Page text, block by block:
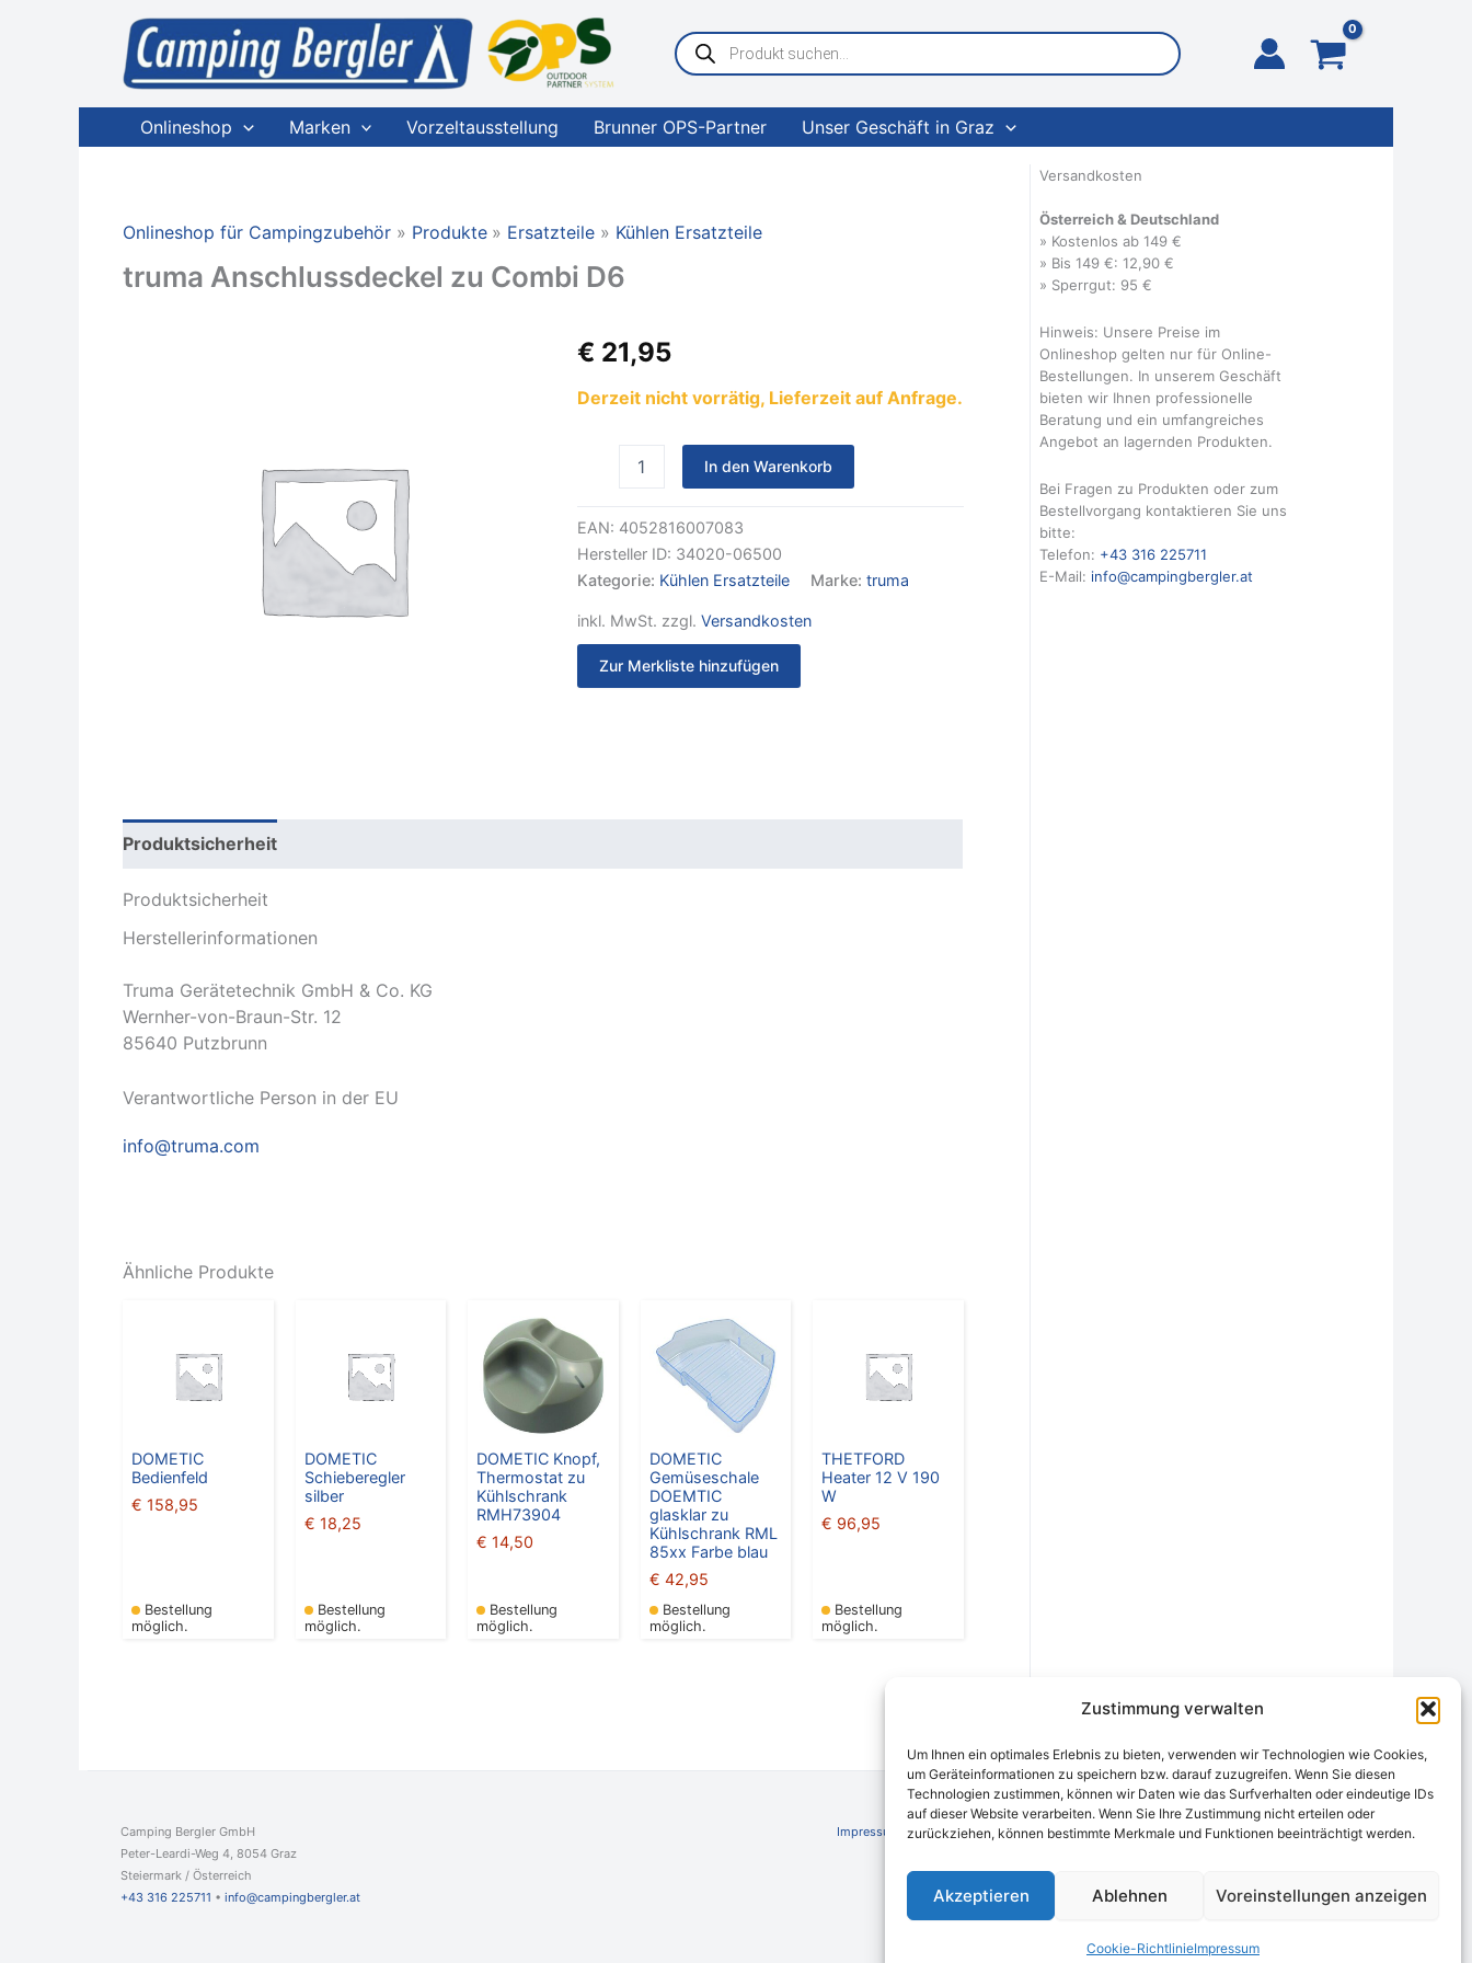
Zustimmung verwalten
Um Ihnen ein optimales Erlebnis zu bieten, verwenden wir Technologien wie Cookies,
um Geräteinformationen zu speichern bzw. darauf zuzugreifen. Wenn Sie diesen
Technologien zustimmen, können wir Daten wie das Surfverhalten oder eindeutige IDs
auf dieser Website verarbeiten. Wenn Sie Ihre Zustimmung nicht erteilen oder
zurückziehen, können bestimmte Merkmale und Funktionen beeinträchtigt werden.
Akzeptieren Ablehnen Voreinstellungen anzeigen
Cookie-RichtlinieImpressum
Products
search
Onlineshop Marken Vorzeltausstellung Brunner OPS-Partner Unser Geschäft in Graz
Onlineshop für Campingzubehör Produkte Ersatzteile Kühlen Ersatzteile
truma Anschlussdeckel zu Combi D6
€ 21,95
Derzeit nicht vorrätig, Lieferzeit auf Anfrage.
truma
Anschlussdeckel
Combi
In den Warenkorb
EAN: 4052816007083
Hersteller ID: 34020-06500
Kategorie: Kühlen Ersatzteile Marke: truma
inkl. MwSt. zzgl. Versandkosten
Zur Merkliste hinzufügen
Produktsicherheit
Produktsicherheit
Herstellerinformationen
Truma Gerätetechnik GmbH & Co. KG
Wernher-von-Braun-Str. 12
85640 Putzbrunn
Verantwortliche Person in der EU
info@truma.com
Ähnliche Produkte
DOMETIC
Bedienfeld
€ 158,95
Bestellung
möglich.
DOMETIC
Schieberegler
silber
€ 18,25
Bestellung
möglich.
DOMETIC Knopf,
Thermostat zu
Kühlschrank
RMH73904
€ 14,50
Bestellung
möglich.
DOMETIC
Gemüseschale
DOEMTIC
glasklar zu
Kühlschrank RML
85xx Farbe blau
€ 42,95
Bestellung
möglich.
THETFORD
Heater 12 V 190
W
€ 96,95
Bestellung
möglich.
Versandkosten
Österreich & Deutschland
» Kostenlos ab 149 €
» Bis 149 €: 12,90 €
» Sperrgut: 95 €
Hinweis: Unsere Preise im
Onlineshop gelten nur für Online-
Bestellungen. In unserem Geschäft
bieten wir Ihnen professionelle
Beratung und ein umfangreiches
Angebot an lagernden Produkten.
Bei Fragen zu Produkten oder zum
Bestellvorgang kontaktieren Sie uns
bitte:
Telefon: +43 316 225711
E-Mail: info@campingbergler.at
Camping Bergler GmbH
Peter-Leardi-Weg 4, 8054 Graz
Steiermark / Österreich​
+43 316 225711 ​ • info@campingbergler.at​
Impressum AGB Schlichtungsstelle Widerrufsrecht und Formular
Datenschutzerklärung